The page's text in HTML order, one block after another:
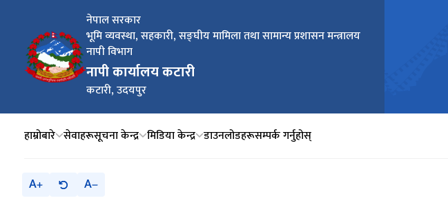
नेपाल सरकार
भूमि व्यवस्था, सहकारी, सङ्‍घीय मामिला तथा सामान्य प्रशासन मन्त्रालय
नापी विभाग
नापी कार्यालय कटारी
कटारी, उदयपुर
हाम्रोबारे सेवाहरूसूचना केन्द्र मिडिया केन्द्र डाउनलोडहरूसम्पर्क गर्नुहोस्
A A